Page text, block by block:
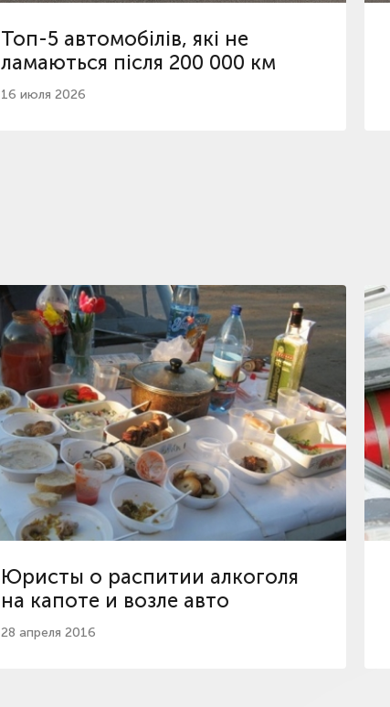
Топ-5 автомобілів, які не
ламаються після 200 000 км
16 июля 2026
Юристы о распитии алкоголя
на капоте и возле авто
28 апреля 2016